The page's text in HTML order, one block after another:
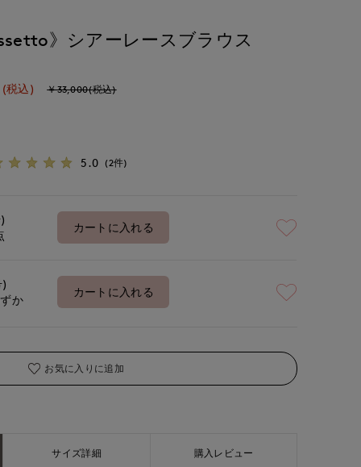
》シアーレースブラウス
(税込) ￥33,000(税込)
5.0 (2件)
カートに入れる
か
カートに入れる
お気に入りに追加
サイズ詳細 購入レビュー